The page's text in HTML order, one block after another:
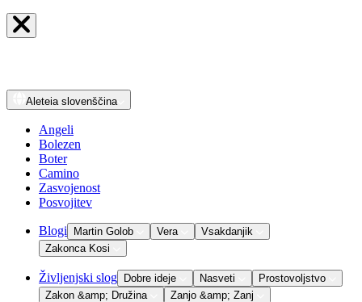
Aleteia slovenščina
Angeli
Bolezen
Boter
Camino
Zasvojenost
Posvojitev
Blogi Martin Golob Vera
Vsakdanjik
Zakonca Kosi
Življenjski slog Dobre ideje Nasveti
Prostovoljstvo
Zakon &amp; Družina
Zanjo &amp; Zanj